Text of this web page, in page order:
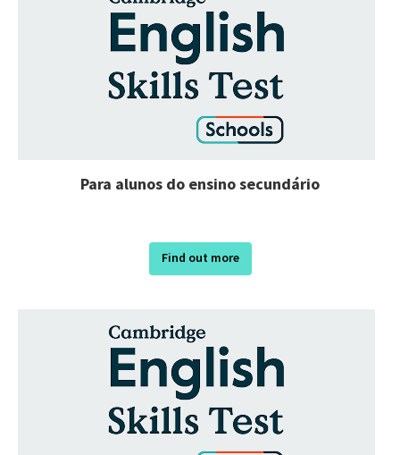
Para alunos do ensino secundário
Find out more